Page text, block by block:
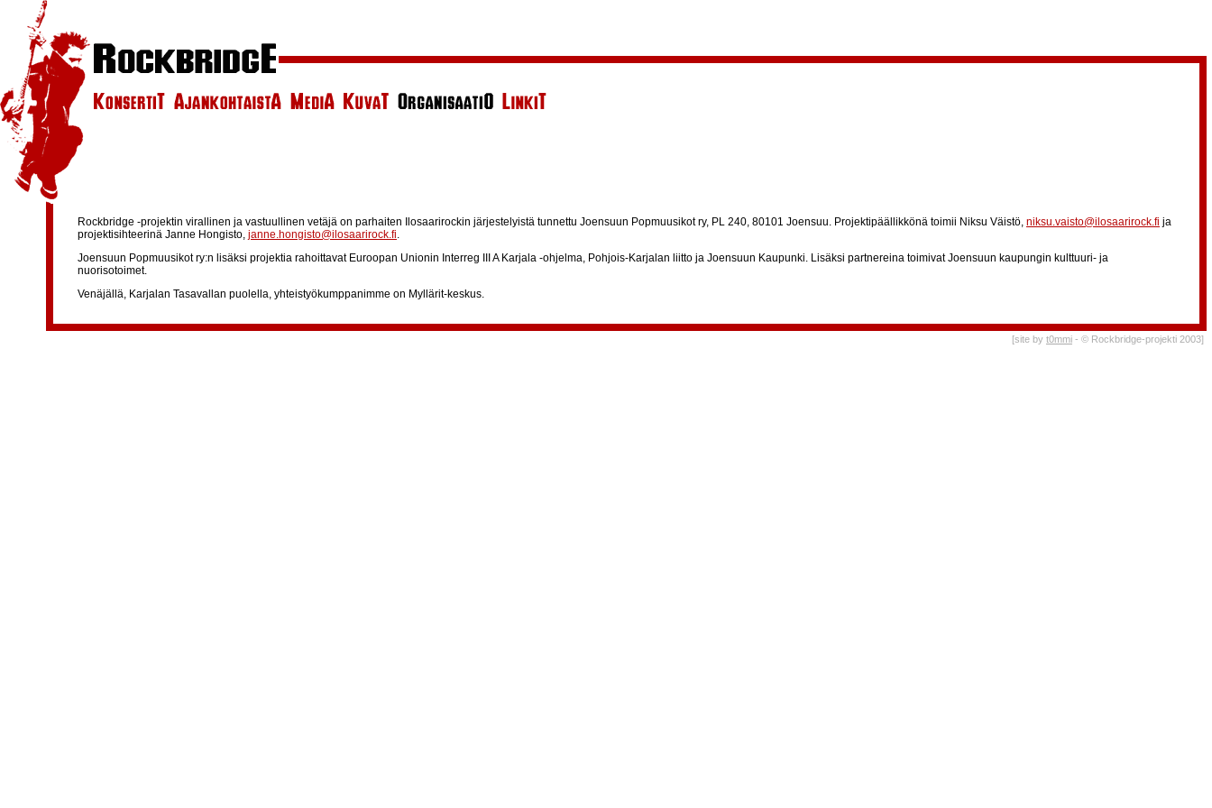
Rockbridge -projektin virallinen ja vastuullinen vetäjä on parhaiten Ilosaarirockin järjestelyistä tunnettu Joensuun Popmuusikot ry, PL 240, 80101 Joensuu. Projektipäällikkönä toimii Niksu Väistö, niksu.vaisto@ilosaarirock.fi ja
projektisihteerinä Janne Hongisto, janne.hongisto@ilosaarirock.fi.
Joensuun Popmuusikot ry:n lisäksi projektia rahoittavat Euroopan Unionin Interreg III A Karjala -ohjelma, Pohjois-Karjalan liitto ja Joensuun Kaupunki. Lisäksi partnereina toimivat Joensuun kaupungin kulttuuri- ja
nuorisotoimet.
Venäjällä, Karjalan Tasavallan puolella, yhteistyökumppanimme on Myllärit-keskus.
[site by t0mmi - © Rockbridge-projekti 2003]